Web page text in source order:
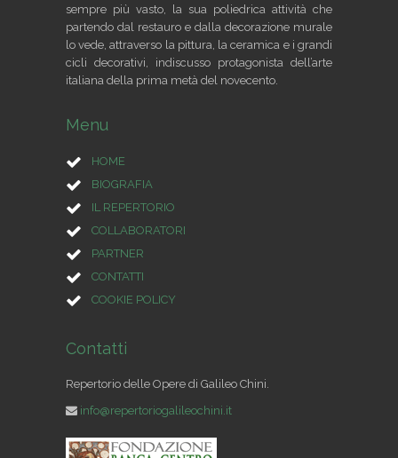
sempre più vasto, la sua poliedrica attività che
partendo dal restauro e dalla decorazione murale
lo vede, attraverso la pittura, la ceramica e i grandi
cicli decorativi, indiscusso protagonista dell’arte
italiana della prima metà del novecento.
Menu
HOME
BIOGRAFIA
IL REPERTORIO
COLLABORATORI
PARTNER
CONTATTI
COOKIE POLICY
Contatti
Repertorio delle Opere di Galileo Chini.
info@repertoriogalileochini.it